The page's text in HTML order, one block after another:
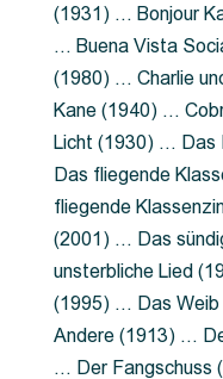
(1931) … Bonjour
… Buena Vista
(1980) … Charlie
Kane (1940) …
Licht (1930) … Das
Das fliegende
fliegende
(2001) … Das
unsterbliche Lied
(1995) … Das
Andere (1913) …
… Der Fangschuss